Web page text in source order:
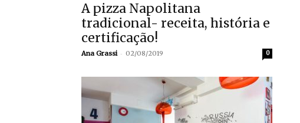
A pizza Napolitana
tradicional- receita, história e
certificação!
Ana Grassi - 02/08/2019 0